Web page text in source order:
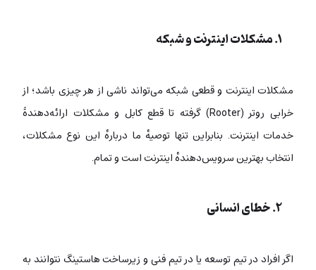
۱. مشکلات اینترنت و شبکه
مشکلات اینترنت و قطعی شبکه می‌تواند ناشی از هر چیزی باشد؛ از
خرابی روتر (Rooter) گرفته تا قطع کابل و مشکلات ارائه‌دهندۀ
خدمات اینترنت. بنابراین تنها توصیهٔ ما دربارهٔ این نوع مشکلات،
انتخاب بهترین سرویس‌دهندهٔ اینترنت است و تمام.
۲. خطای انسانی
اگر افراد در تیم توسعه یا در تیم فنی و زیرساخت هاستینگ نتوانند به